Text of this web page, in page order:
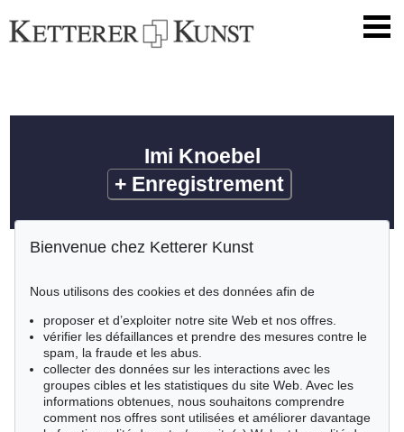
Imi Knoebel
+ Enregistrement
Bienvenue chez Ketterer Kunst
Nous utilisons des cookies et des données afin de
proposer et d’exploiter notre site Web et nos offres.
vérifier les défaillances et prendre des mesures contre le
spam, la fraude et les abus.
collecter des données sur les interactions avec les
groupes cibles et les statistiques du site Web. Avec les
informations obtenues, nous souhaitons comprendre
comment nos offres sont utilisées et améliorer davantage